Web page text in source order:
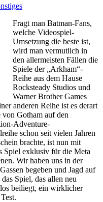
Fragt man Batman-Fans,
welche Videospiel-
Umsetzung die beste ist,
wird man vermutlich in
den allermeisten Fällen die
Spiele der „Arkham“-
Reihe aus dem Hause
Rocksteady Studios und
Warner Brother Games
anderen Reihe ist es derart
von Gotham auf den
Adventure-
schon seit vielen Jahren
brachte, ist nun mit
Spiel exklusiv für die Meta
Wir haben uns in der
begeben und Jagd auf
Spiel, das allen neu
beiliegt, ein wirklicher